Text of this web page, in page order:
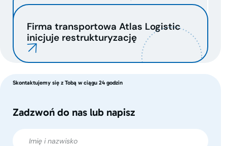
Firma transportowa Atlas Logistic
inicjuje restrukturyzację
Skontaktujemy się z Tobą w ciągu 24 godzin
Zadzwoń do nas lub napisz